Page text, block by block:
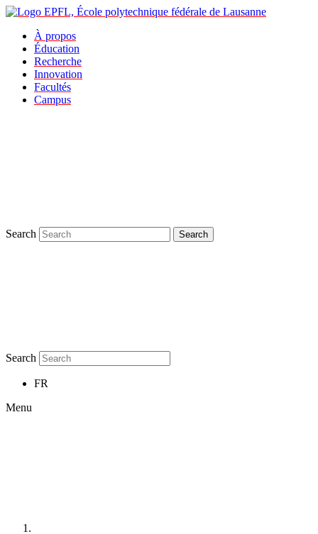
À propos
Éducation
Recherche
Innovation
Facultés
Campus
Search Search
Search
FR
Menu